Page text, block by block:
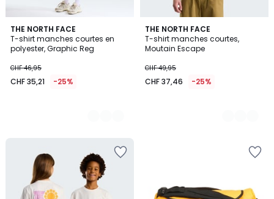
THE NORTH FACE
T-shirt manches courtes en
polyester, Graphic Reg
CHF 46,95
CHF 35,21 -25%
2
Couleurs
THE NORTH FACE
T-shirt manches courtes,
Moutain Escape
CHF 49,95
CHF 37,46 -25%
2
Couleurs